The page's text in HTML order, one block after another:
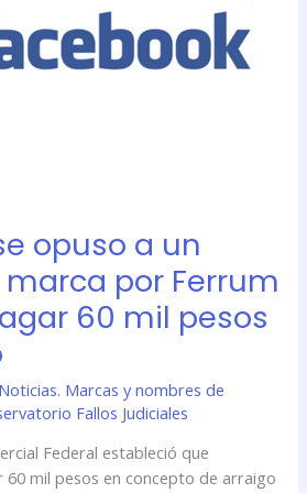
opuso a un
por Ferrum
60 mil pesos
Noticias. Marcas y nombres de
Fallos Judiciales
Federal estableció que
60 mil pesos en concepto de arraigo